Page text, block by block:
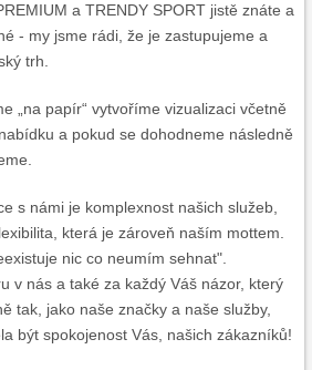
a TRENDY SPORT jistě znáte a
- my jsme rádi, že je zastupujeme a
trh.
„na papír“ vytvoříme vizualizaci včetně
a pokud se dohodneme následně
s námi je komplexnost našich služeb,
která je zároveň naším mottem.
nic co neumím sehnat".
v nás a také za každý Váš názor, který
tak, jako naše značky a naše služby,
být spokojenost Vás, našich zákazníků!